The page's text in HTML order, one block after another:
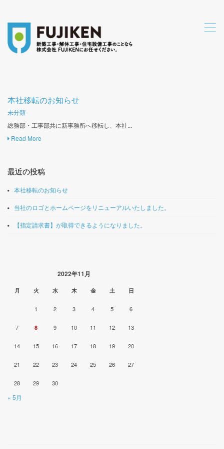
,
本社移転のお知らせ
未分類
総務部・工事部共に新事務所へ移転し、本社...
Read More
最近の投稿
本社移転のお知らせ
当社のロゴとホームページをリニューアルいたしました。
【指定請求書】が取得できるようになりました。
2022年11月
月 火 水 木 金 土 日
1 2 3 4 5 6
7 8 9 10 11 12 13
14 15 16 17 18 19 20
21 22 23 24 25 26 27
28 29 30
« 5月